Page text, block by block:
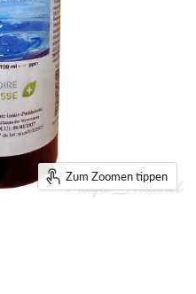
Zum Zoomen tippen